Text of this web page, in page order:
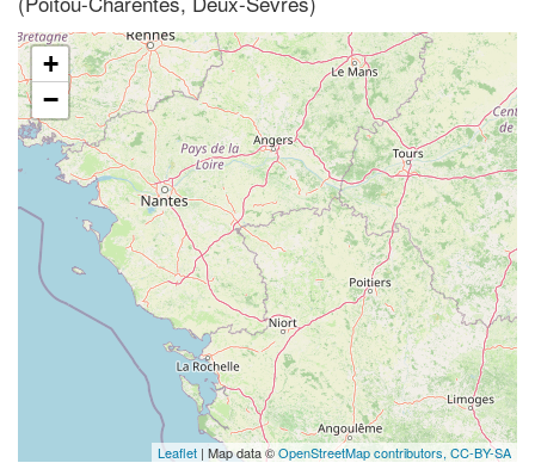
+
−
Leaflet | Map data ©OpenStreetMap contributors, CC-BY-SA